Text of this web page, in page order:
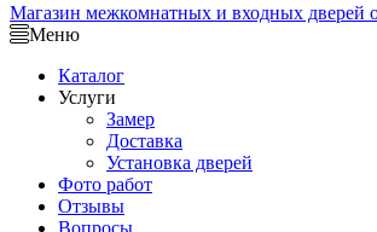
Магазин межкомнатных и входных дверей
Меню
Каталог
Услуги
Замер
Доставка
Установка дверей
Фото работ
Отзывы
Вопросы